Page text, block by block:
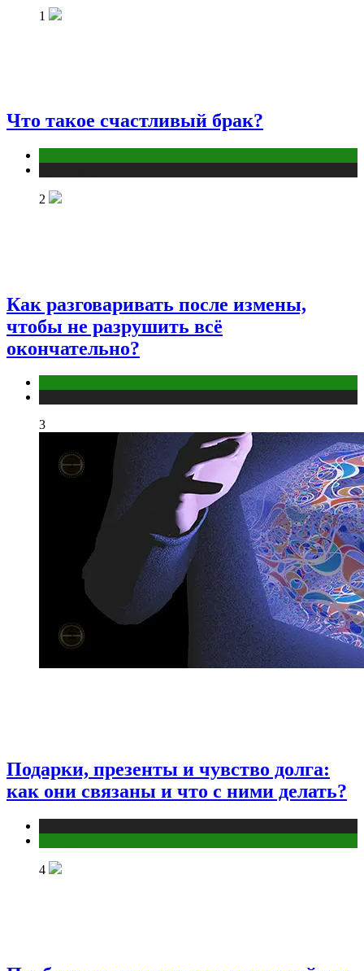
1
Что такое счастливый брак?
2
Как разговаривать после измены,
чтобы не разрушить всё
окончательно?
3
Подарки, презенты и чувство долга:
как они связаны и что с ними делать?
4